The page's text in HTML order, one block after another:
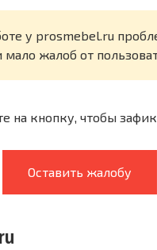
у prosmebel.ru
мало жалоб от
на кнопку, чтобы
Оставить жалобу